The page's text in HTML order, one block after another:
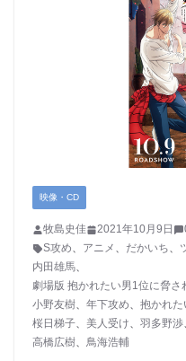
映像・CD
牧島史佳 2021年10月9日
S攻め、 アニメ 、 だかいち、
内田雄馬、
劇場版 抱かれたい男1位に脅
小野友樹、 年下攻め、 抱かれた
桜日梯子、 美人受け、 羽多野渉
高橋広樹、 鳥海浩輔